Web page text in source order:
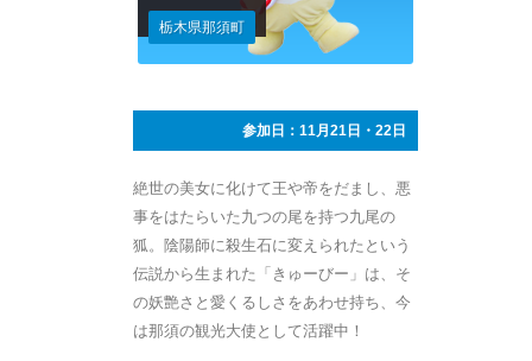
栃木県那須町
参加日：11月21日・22日
絶世の美女に化けて王や帝をだまし、悪
事をはたらいた九つの尾を持つ九尾の
狐。陰陽師に殺生石に変えられたという
伝説から生まれた「きゅーびー」は、そ
の妖艶さと愛くるしさをあわせ持ち、今
は那須の観光大使として活躍中！